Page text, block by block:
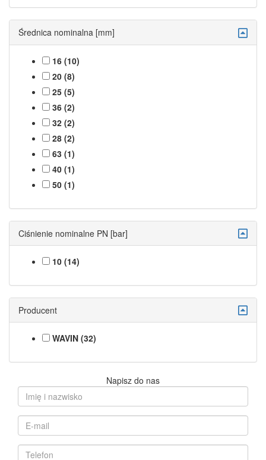
Średnica nominalna [mm]
16 (10)
20 (8)
25 (5)
36 (2)
32 (2)
28 (2)
63 (1)
40 (1)
50 (1)
Ciśnienie nominalne PN [bar]
10 (14)
Producent
WAVIN (32)
Napisz do nas